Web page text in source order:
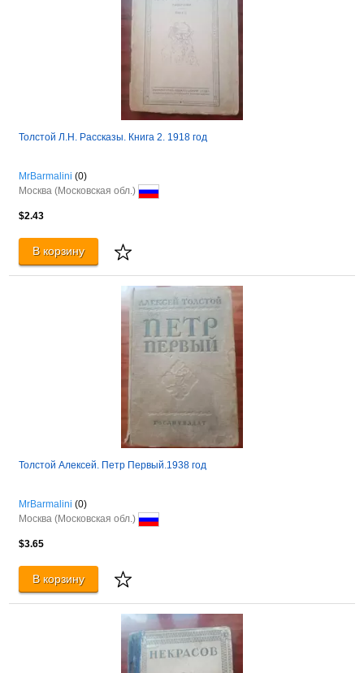
Толстой Л.Н. Рассказы. Книга 2. 1918 год
MrBarmalini (0)
Москва (Московская обл.)
$2.43
В корзину
Толстой Алексей. Петр Первый.1938 год
MrBarmalini (0)
Москва (Московская обл.)
$3.65
В корзину